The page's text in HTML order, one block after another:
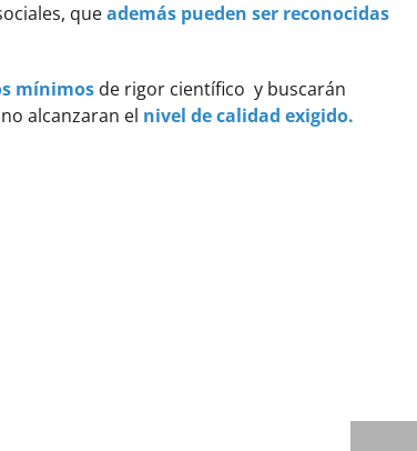
queademás pueden ser reconocidas
mínimos de rigor científico y buscarán
alcanzaran el nivel de calidad exigido.